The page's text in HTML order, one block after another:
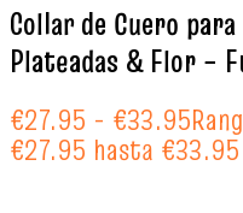
Collar de Cuero
Plateadas & Flor –
€27.95 - €33.95
€27.95 hasta €33.95